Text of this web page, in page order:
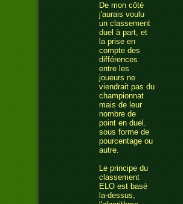
De mon côté
j'aurais voulu
un classement
duel à part, et
la prise en
compte des
différences
entre les
joueurs ne
viendrait pas du
championnat
mais de leur
nombre de
point en duel.
sous forme de
pourcentage ou
autre.
Le principe du
classement
ELO est basé
la-dessus,